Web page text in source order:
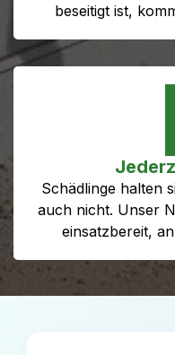
beseitigt ist,
Schädlinge halten
auch nicht. Unser
einsatzbereit,